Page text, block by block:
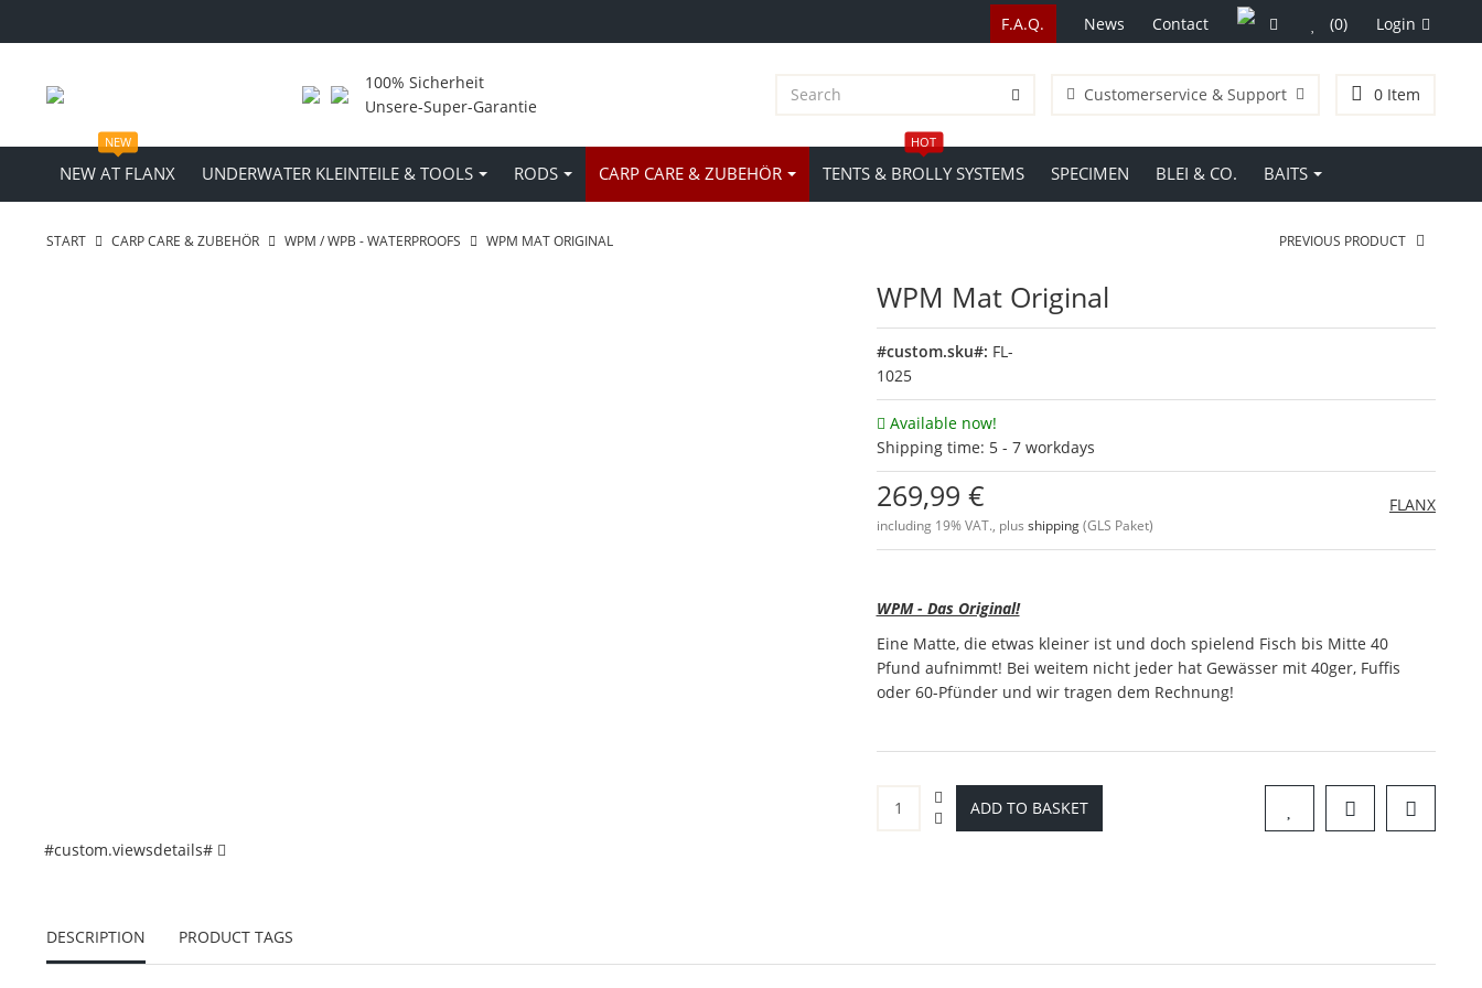
F.A.Q. News Contact (0) Login
100% Sicherheit
Unsere-Super-Garantie
Customerservice & Support 0Item
NEW AT FLANX
NEW
UNDERWATER KLEINTEILE & TOOLS RODS CARP CARE & ZUBEHÖR TENTS & BROLLY SYSTEMS
HOT
SPECIMEN BLEI & CO. BAITS
START CARP CARE & ZUBEHÖR WPM / WPB - WATERPROOFS WPM MAT ORIGINAL PREVIOUS PRODUCT
WPM Mat Original
#custom.sku#: FL-
1025
Available now!
Shipping time: 5 - 7 workdays
269,99 €
including 19% VAT., plus shipping (GLS Paket)
FLANX
WPM - Das Original!
Eine Matte, die etwas kleiner ist und doch spielend Fisch bis Mitte 40
Pfund aufnimmt! Bei weitem nicht jeder hat Gewässer mit 40ger, Fuffis
oder 60-Pfünder und wir tragen dem Rechnung!
ADD TO BASKET
#custom.viewsdetails#
DESCRIPTION PRODUCT TAGS